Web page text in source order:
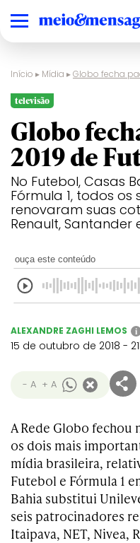
Início ▸ Mídia ▸Globo fecha
televisão
Globo
2019 de
No Futebol, Casas
Fórmula 1, todos
renovaram suas
Renault, Santander
ouça este conteúdo
ALEXANDRE ZAGHI LEMOS i
15 de outubro de 2018 -
- A + A
A Rede Globo fechou
os dois mais
mídia brasileira,
Futebol e Fórmula 1
Bahia substitui
seis patrocinadores
Itaipava, NET, Nivea,